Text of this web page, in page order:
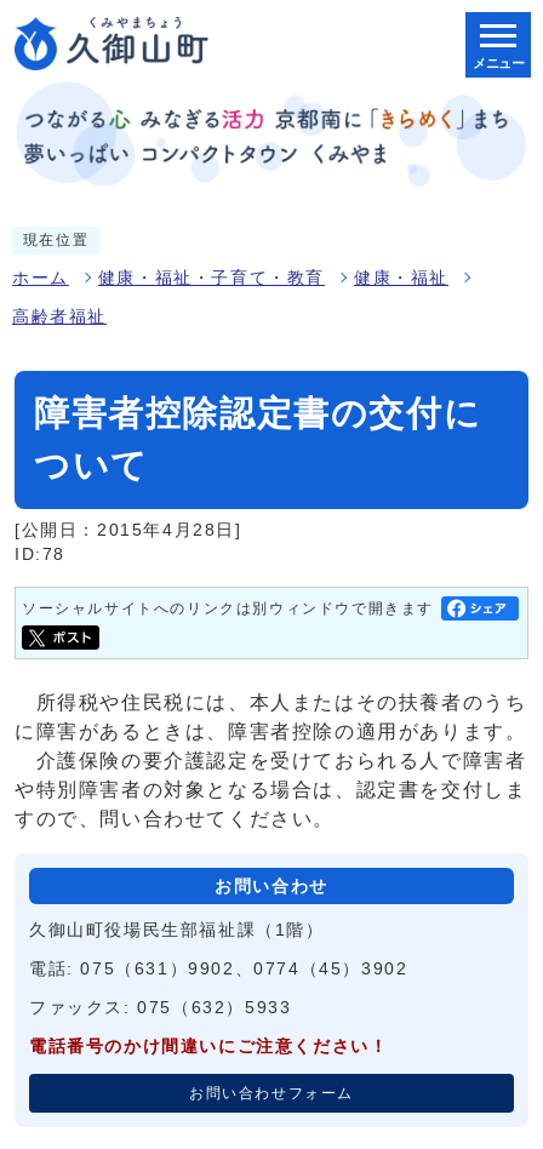
メニュー
現在位置
ホーム 健康・福祉・子育て・教育 健康・福祉
高齢者福祉
障害者控除認定書の交付に
ついて
[公開日：2015年4月28日]
ID:78
ソーシャルサイトへのリンクは別ウィンドウで開きます
所得税や住民税には、本人またはその扶養者のうち
に障害があるときは、障害者控除の適用があります。
介護保険の要介護認定を受けておられる人で障害者
や特別障害者の対象となる場合は、認定書を交付しま
すので、問い合わせてください。
お問い合わせ
久御山町役場民生部福祉課（1階）
電話: 075（631）9902、0774（45）3902
ファックス: 075（632）5933
電話番号のかけ間違いにご注意ください！
お問い合わせフォーム